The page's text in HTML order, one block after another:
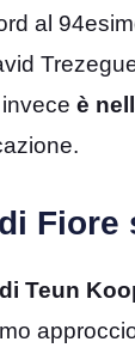
al
è
Fiore
Teun